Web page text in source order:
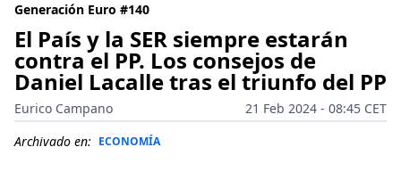
Generación Euro #140
El País y la SER siempre estarán
contra el PP. Los consejos de
Daniel Lacalle tras el triunfo del PP
Eurico Campano
21 Feb 2024 - 08:45 CET
Archivado en: ECONOMÍA